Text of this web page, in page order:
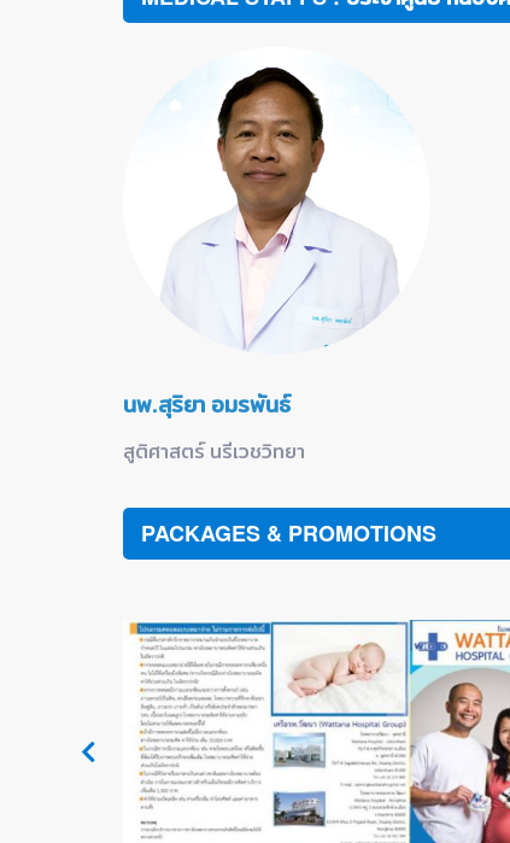
นพ.สุริยา อมรพันธ์
สูติศาสตร์ นรีเวชวิทยา
PACKAGES & PROMOTIONS